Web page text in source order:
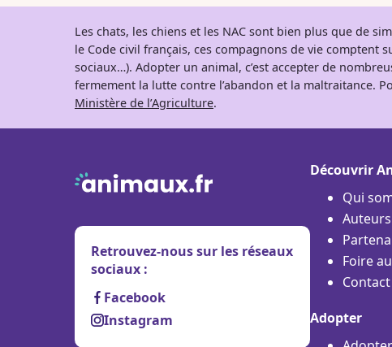
Les chats, les chiens et les NAC sont bien plus que de
le Code civil français, ces compagnons de vie comptent
sociaux…). Adopter un animal, c’est accepter de
fermement la lutte contre l’abandon et la maltraitance.
Ministère de l’Agriculture.
Retrouvez-nous sur les réseaux
sociaux :
Facebook
Instagram
Découvrir
Qui
Auteurs
Foire
Adopter